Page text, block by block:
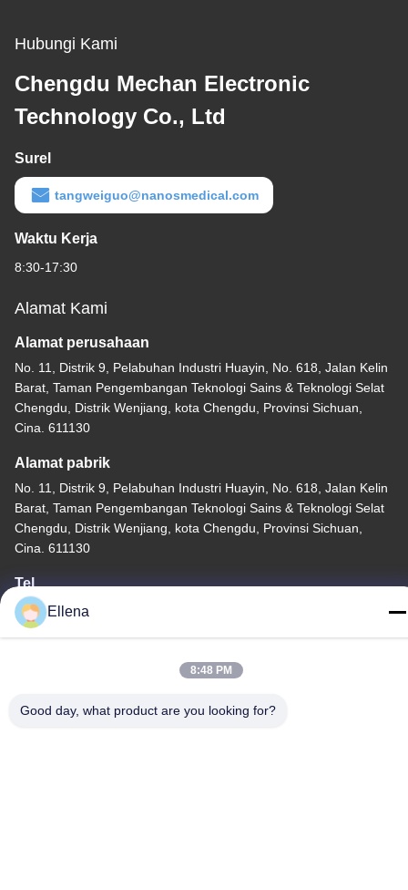
Hubungi Kami
Chengdu Mechan Electronic
Technology Co., Ltd
Surel
tangweiguo@nanosmedical.com
Waktu Kerja
8:30-17:30
Alamat Kami
Alamat perusahaan
No. 11, Distrik 9, Pelabuhan Industri Huayin, No. 618, Jalan Kelin
Barat, Taman Pengembangan Teknologi Sains & Teknologi Selat
Chengdu, Distrik Wenjiang, kota Chengdu, Provinsi Sichuan,
Cina. 611130
Alamat pabrik
No. 11, Distrik 9, Pelabuhan Industri Huayin, No. 618, Jalan Kelin
Barat, Taman Pengembangan Teknologi Sains & Teknologi Selat
Chengdu, Distrik Wenjiang, kota Chengdu, Provinsi Sichuan,
Cina. 611130
Tel
86--13666101750
China Kualitas Baik Sistem Bedah Plasma Pemasok. Hak Cipta ©
Ellena
8:48 PM
Good day, what product are you looking for?